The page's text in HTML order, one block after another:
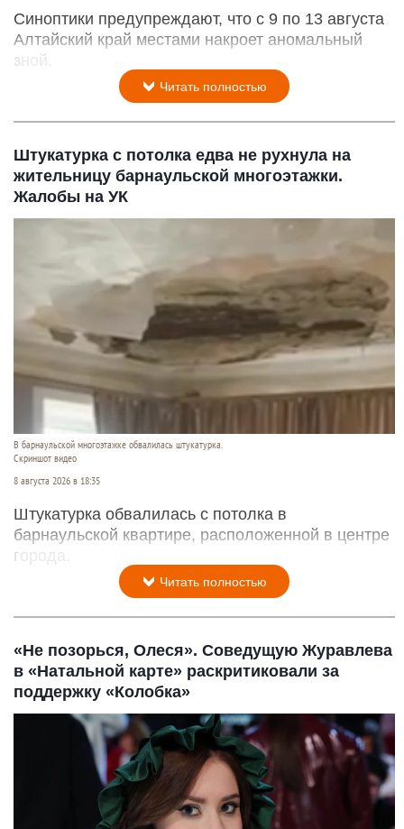
Синоптики предупреждают, что с 9 по 13 августа
Алтайский край местами накроет аномальный
зной.
Читать полностью
Штукатурка с потолка едва не рухнула на
жительницу барнаульской многоэтажки.
Жалобы на УК
В барнаульской многоэтажке обвалилась штукатурка.
Скриншот видео
8 августа 2026 в 18:35
Штукатурка обвалилась с потолка в
барнаульской квартире, расположенной в центре
города.
Читать полностью
«Не позорься, Олеся». Соведущую Журавлева
в «Натальной карте» раскритиковали за
поддержку «Колобка»